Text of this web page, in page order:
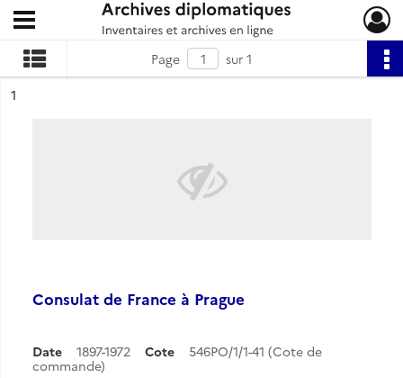
Archives diplomatiques
Ouvrir le menu déroulant
Page
sur 1
n°
1
Consulat de France à Prague
Date 1897-1972 Cote
546PO/1/1-41 (Cote de
commande)